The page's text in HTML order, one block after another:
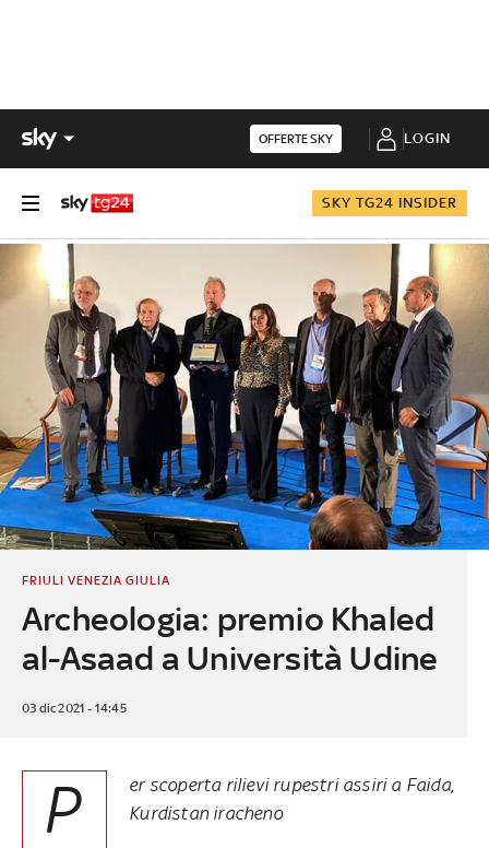
OFFERTE SKY LOGIN
SKY TG24 INSIDER
Archeologia: premio Khaled
al-Asaad a Università Udine
FRIULI VENEZIA GIULIA
03 dic 2021 - 14:45
P
er scoperta rilievi rupestri assiri a Faida,
Kurdistan iracheno